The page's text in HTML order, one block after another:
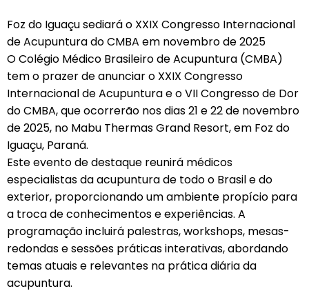
Foz do Iguaçu sediará o XXIX Congresso Internacional
de Acupuntura do CMBA em novembro de 2025
O Colégio Médico Brasileiro de Acupuntura (CMBA)
tem o prazer de anunciar o XXIX Congresso
Internacional de Acupuntura e o VII Congresso de Dor
do CMBA, que ocorrerão nos dias 21 e 22 de novembro
de 2025, no Mabu Thermas Grand Resort, em Foz do
Iguaçu, Paraná.
Este evento de destaque reunirá médicos
especialistas da acupuntura de todo o Brasil e do
exterior, proporcionando um ambiente propício para
a troca de conhecimentos e experiências. A
programação incluirá palestras, workshops, mesas-
redondas e sessões práticas interativas, abordando
temas atuais e relevantes na prática diária da
acupuntura.